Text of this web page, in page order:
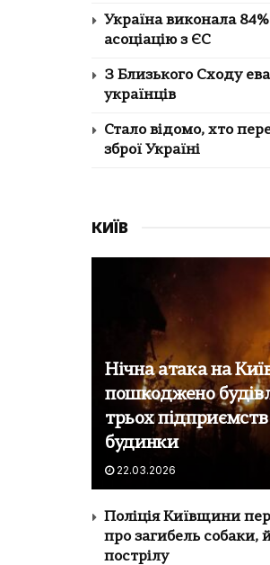
Україна виконала
асоціацію з ЄС
З Близького Сходу
українців
Стало відомо, хто
зброї Україні
КИЇВ
Нічна атака на
пошкоджено
трьох
будинки
22.03.2026
Поліція Київщини
про загибель собаки,
пострілу